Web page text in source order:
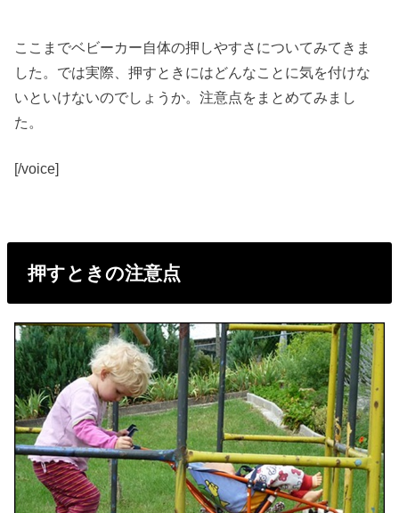
ここまでベビーカー自体の押しやすさについてみてきま
した。では実際、押すときにはどんなことに気を付けな
いといけないのでしょうか。注意点をまとめてみまし
た。
[/voice]
押すときの注意点